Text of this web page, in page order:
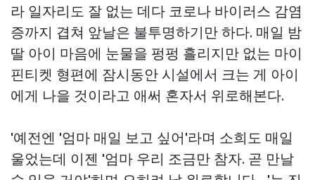
라 일자리도 잘 없는 데다 코로나 바이러스 감염
증까지 겹쳐 앞날은 불투명하기만 하다. 매일 밤
딸 아이 마음에 눈물을 펑펑 흘리지만 없는 마이
핀티켓 형편에 잠시동안 시설에서 크는 게 아이
에게 나을 것이라고 애써 혼자서 위로해본다.
'예전엔 '엄마 매일 보고 싶어'라며 소희도 매일
울었는데 이젠 '엄마 우리 조금만 참자. 곧 만날